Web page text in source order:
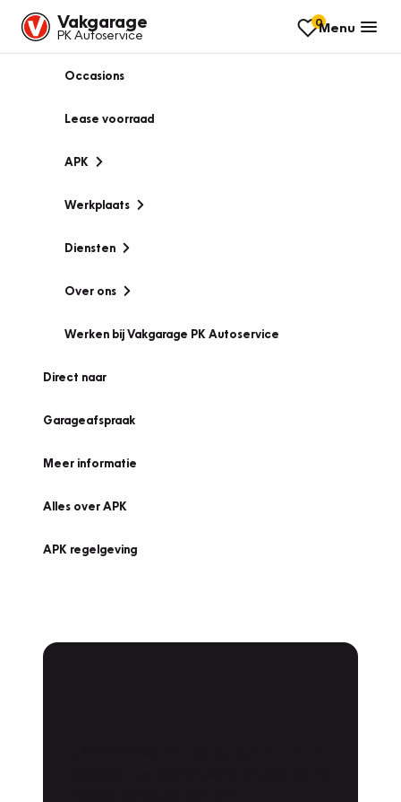
Vakgarage
PK Autoservice
0Menu
Occasions
Lease voorraad
APK
Werkplaats
Diensten
Over ons
Werken bij Vakgarage PK Autoservice
Direct naar
Garageafspraak
Meer informatie
Alles over APK
APK regelgeving